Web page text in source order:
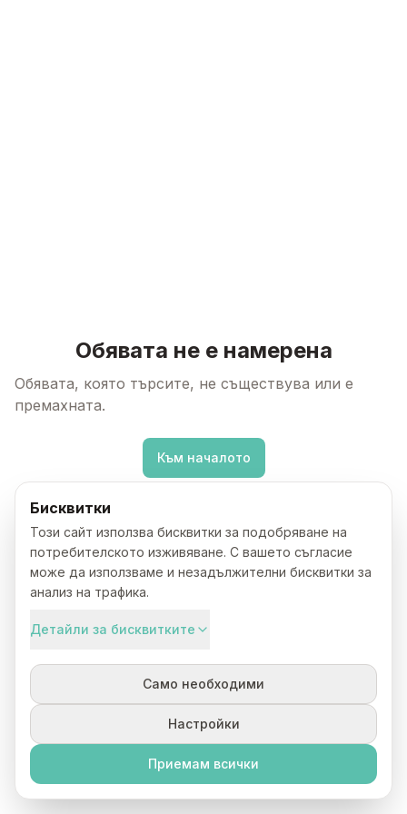
Обявата не е намерена
Обявата, която търсите, не съществува или е
премахната.
Към началото
Бисквитки
Този сайт използва бисквитки за подобряване на
потребителското изживяване. С вашето съгласие
може да използваме и незадължителни бисквитки за
анализ на трафика.
Детайли за бисквитките
Само необходими
Настройки
Приемам всички